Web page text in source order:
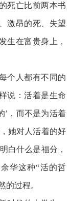
死亡比前两本书
激昂的死、失望
在富贵身上，
个人都有不同的
说：活着是生命
’，而不是为活着
她对人活着的好
白什么是福分，
华这种“活的哲
的过程。